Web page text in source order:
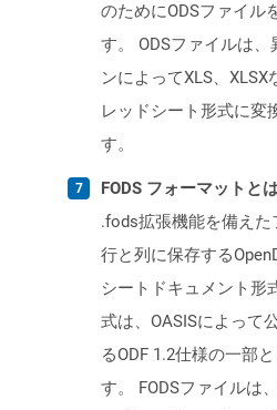
のためにODSファイル
す。 ODSファイルは
ンによってXLS、
レッドシート形式に変
す。
FODS フォーマットと
.fods拡張機能を備え
行と列に保存する
シートドキュメント形
式は、OASISによって
るODF 1.2仕様の一部
す。 FODSファイルは